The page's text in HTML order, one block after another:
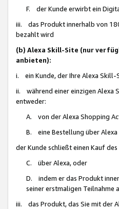
F. der Kunde erwirbt ein
iii. das Produkt innerhalb von
bezahlt wird
(b) Alexa Skill-Site (nur
anbieten):
i. ein Kunde, der Ihre Alexa Skill-
ii. während einer einzigen Alexa
entweder:
A. von der Alexa Shopping
B. eine Bestellung über Alexa
der Kunde schließt einen Kauf
C. über Alexa, oder
D. indem er das Produkt
seiner erstmaligen Teilnahme
iii. das Produkt, das Sie mit der